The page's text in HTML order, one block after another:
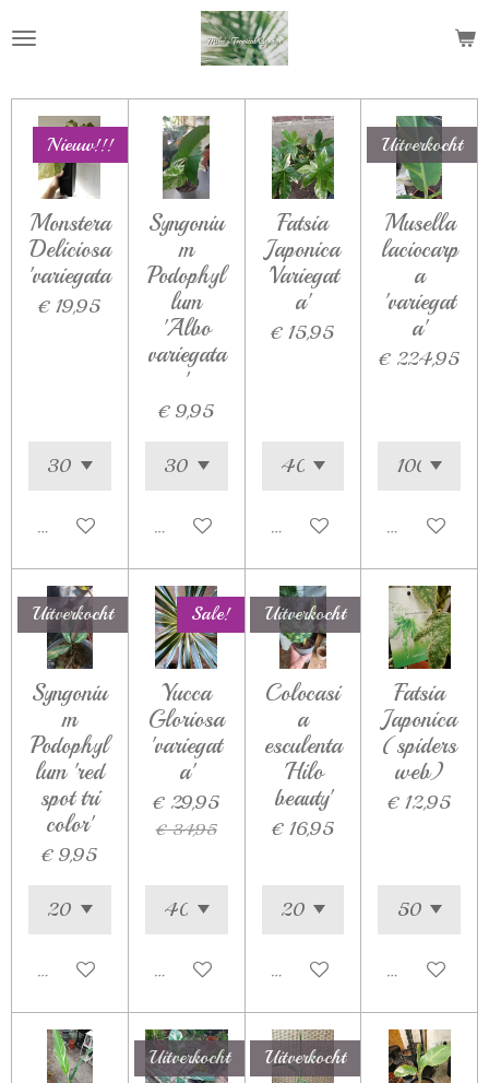
direct
de
hoofdinhoud
Nieuw!!!
Monstera
Deliciosa
'variegata
€ 19,95
In winkelwagen
Syngoniu
m
Podophyl
lum
'Albo
variegata
'
€ 9,95
In winkelwagen
Fatsia
Japonica
'Variegat
a'
€ 15,95
In winkelwagen
Uitverkocht
Musella
laciocarp
a
'variegat
a'
€ 224,95
Houd mij op
Uitverkocht
Syngoniu
m
Podophyl
lum 'red
spot tri
color'
€ 9,95
Houd mij op de hoogte
Sale!
Yucca
Gloriosa
'variegat
a'
€ 29,95
€ 34,95
In winkelwagen
Uitverkocht
Colocasi
a
esculenta
'Hilo
beauty'
€ 16,95
Houd mij op de hoogte
Fatsia
Japonica
(spiders
web)
€ 12,95
In
Uitverkocht Uitverkocht